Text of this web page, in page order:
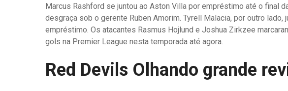
Marcus Rashford se juntou ao Aston Villa por empréstimo até o final
desgraça sob o gerente Ruben Amorim. Tyrell Malacia, por outro lado,
empréstimo. Os atacantes Rasmus Hojlund e Joshua Zirkzee
gols na Premier League nesta temporada até agora.
Red Devils Olhando grande